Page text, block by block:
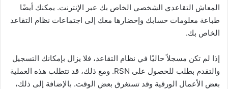
المعاش التقاعدي الشخصي الخاص بك عبر الإنترنت. يمكنك أيضًا
طباعة معلومات حسابك وإحضارها معك إلى اجتماعات نظام التقاعد
الخاص بك.
إذا لم تكن مسجلاً حاليًا في نظام التقاعد، فلا يزال بإمكانك التسجيل
والتقدم بطلب للحصول على RSN. ومع ذلك، قد تتطلب هذه العملية
بعض الأعمال الورقية وقد تستغرق بعض الوقت. بالإضافة إلى ذلك،